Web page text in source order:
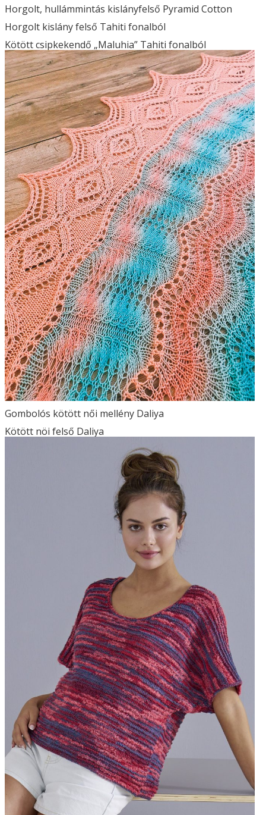
Horgolt, hullámmintás kislányfelső Pyramid Cotton
Horgolt kislány felső Tahiti fonalból
Kötött csipkekendő „Maluhia” Tahiti fonalból
Gombolós kötött női mellény Daliya
Kötött nöi felső Daliya